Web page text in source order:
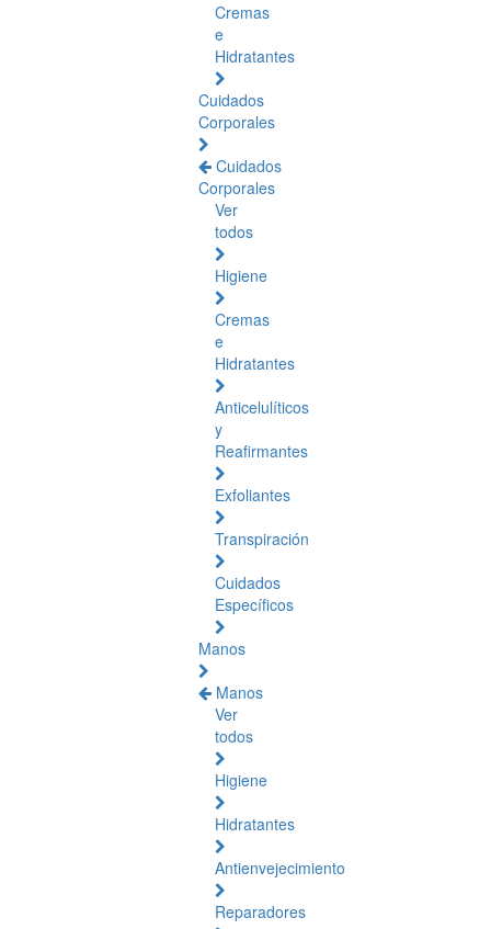
Cremas
e
Hidratantes
Cuidados
Corporales
Cuidados
Corporales
Ver
todos
Higiene
Cremas
e
Hidratantes
Anticelulíticos
y
Reafirmantes
Exfoliantes
Transpiración
Cuidados
Específicos
Manos
Manos
Ver
todos
Higiene
Hidratantes
Antienvejecimiento
Reparadores